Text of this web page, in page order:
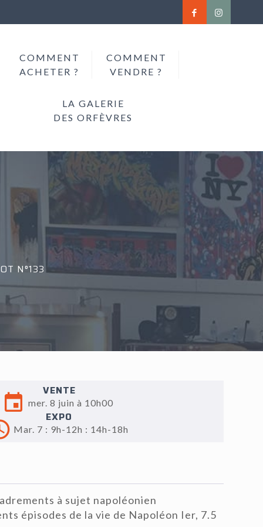
COMMENT
ACHETER ?
COMMENT
VENDRE ?
LA GALERIE
DES ORFÈVRES
N°133
VENTE
mer. 8 juin à 10h00
EXPO
Mar. 7 : 9h-12h : 14h-18h
à sujet napoléonien
épisodes de la vie de Napoléon Ier, 7.5